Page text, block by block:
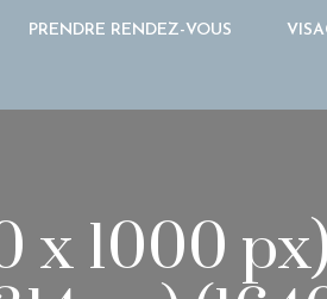
PRENDRE RENDEZ-VOUS
x 1000